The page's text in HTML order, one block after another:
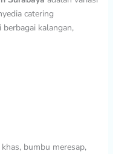
catering
kalangan,
bumbu meresap,